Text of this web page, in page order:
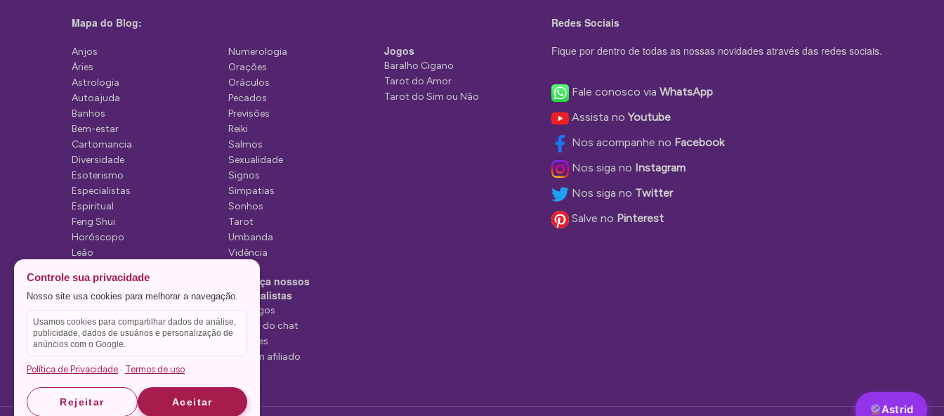
ç
o
d
e
P
o
s
t
Mapa do Blog:
Anjos
Áries
Astrologia
Autoajuda
Banhos
Bem-estar
Cartomancia
Diversidade
Esoterismo
Especialistas
Espiritual
Feng Shui
Horóscopo
Leão
Mediunidade
Mensagens
Numerologia
Orações
Oráculos
Pecados
Previsões
Reiki
Salmos
Sexualidade
Signos
Simpatias
Sonhos
Tarot
Umbanda
Vidência
Conheça nossos
Especialistas
Tarólogos
Estelas do chat
Videntes
Seja um afiliado
Jogos
Baralho Cigano
Tarot do Amor
Tarot do Sim ou Não
Redes Sociais
Fique por dentro de todas as nossas novidades através das redes sociais.
Fale conosco via WhatsApp
Assista noYoutube
Nos acompanhe no Facebook
Nos siga no Instagram
Nos siga no Twitter
Salve no Pinterest
Astrid
Astrid
Controle sua privacidade
Nosso site usa cookies para melhorar a navegação.
Usamos cookies para compartilhar dados de análise,
publicidade, dados de usuários e personalização de
anúncios com o Google.
Política de Privacidade · Termos de uso
Rejeitar Aceitar